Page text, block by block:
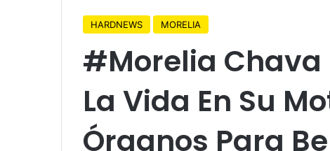
HARDNEWS MORELIA
#Morelia Chava
La Vida En Su
Órganos Para